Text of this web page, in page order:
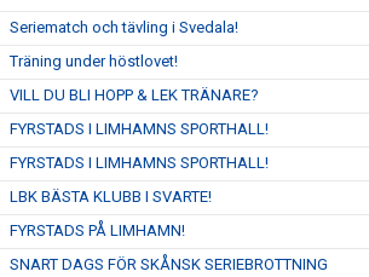
Seriematch och tävling i Svedala!
Träning under höstlovet!
VILL DU BLI HOPP & LEK TRÄNARE?
FYRSTADS I LIMHAMNS SPORTHALL!
FYRSTADS I LIMHAMNS SPORTHALL!
LBK BÄSTA KLUBB I SVARTE!
FYRSTADS PÅ LIMHAMN!
SNART DAGS FÖR SKÅNSK SERIEBROTTNING